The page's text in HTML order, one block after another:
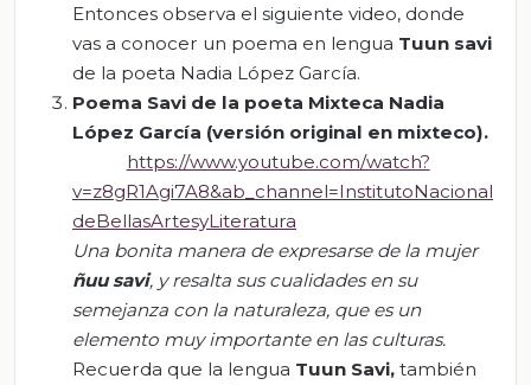
Entonces observa el siguiente video, donde
vas a conocer un poema en lengua Tuun savi
de la poeta Nadia López García.
Poema Savi de la poeta Mixteca Nadia
López García (versión original en mixteco).
https://www.youtube.com/watch?
v=z8gR1Agi7A8&ab_channel=InstitutoNacional
deBellasArtesyLiteratura
Una bonita manera de expresarse de la mujer
ñuu savi, y resalta sus cualidades en su
semejanza con la naturaleza, que es un
elemento muy importante en las culturas.
Recuerda que la lengua Tuun Savi, también